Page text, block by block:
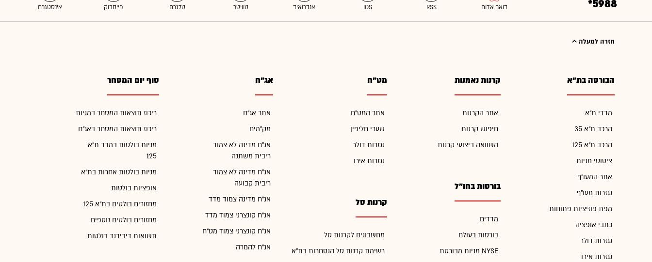
*5988
חזרה למעלה
הבורסה בת"א
מדדי ת"א
הרכב ת"א 35
הרכב ת"א 125
ציטוטי מניות
אתר המעו"ף
נגזרות מעו"ף
מפת פוזיציות פתוחות
כתבי אופציה
נגזרות דולר
נגזרות אירו
קרנות נאמנות
אתר הקרנות
חיפוש קרנות
השוואה ביצועי קרנות
בורסות בחו"ל
מדדים
בורסות בעולם
מניות מבורסת NYSE
מט"ח
אתר המט"ח
שערי חליפין
נגזרות דולר
נגזרות אירו
קרנות סל
מחשבונים לקרנות סל
רשימת קרנות סל הנסחרות בת"א
אג"ח
אתר אג"ח
מק"מים
אג"ח מדינה לא צמוד
ריבית משתנה
אג"ח מדינה לא צמוד
ריבית קבועה
אג"ח מדינה צמוד מדד
אג"ח קונצרני צמוד מדד
אג"ח קונצרני צמוד מט"ח
אג"ח להמרה
סוף יום המסחר
ריכוז תוצאות המסחר במניות
ריכוז תוצאות המסחר באג"ח
מניות בולטות במדד ת"א
125
מניות בולטות אחרות בת"א
אופציות בולטות
מחזורים בולטים בת"א 125
מחזורים בולטים נוספים
תשואות דיבידנד בולטות